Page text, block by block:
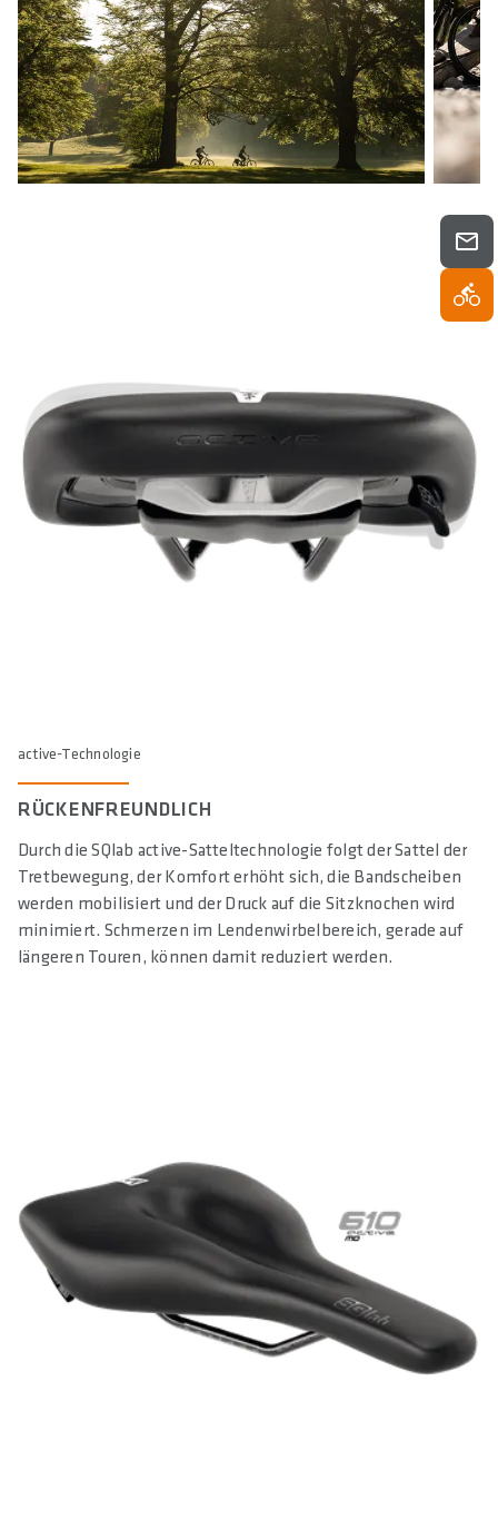
active-Technologie
RÜCKENFREUNDLICH
Durch die SQlab active-Satteltechnologie folgt der Sattel der
Tretbewegung, der Komfort erhöht sich, die Bandscheiben
werden mobilisiert und der Druck auf die Sitzknochen wird
minimiert. Schmerzen im Lendenwirbelbereich, gerade auf
längeren Touren, können damit reduziert werden.